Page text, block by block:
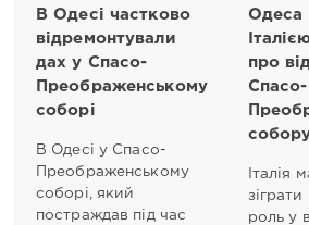
В Одесі частково
відремонтували
дах у Спасо-
Преображенському
соборі
В Одесі у Спасо-
Преображенському
соборі, який
постраждав під час
Одеса
про
Спасо-
Італія
зіграти
роль у